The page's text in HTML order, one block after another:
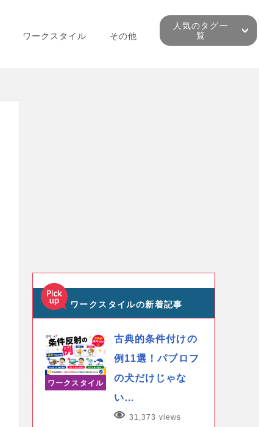
ワークスタイル その他
人気のタグ一
覧
ワークスタイルの新着記事
ワークスタイル
古典的条件付けの
例11選！パブロフ
の犬だけじゃな
い…
31,373 views